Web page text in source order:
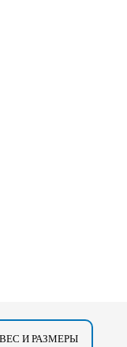
ВЕС И РАЗМЕРЫ